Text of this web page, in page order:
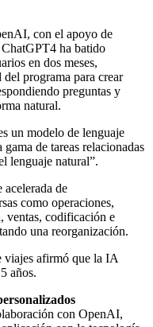
con el apoyo de
ha batido
en dos meses,
programa para crear
preguntas y
natural.
un modelo de lenguaje
de tareas relacionadas
lenguaje natural”.
acelerada de
como operaciones,
ventas, codificación e
una reorganización.
viajes afirmó que la IA
años.
con OpenAI,